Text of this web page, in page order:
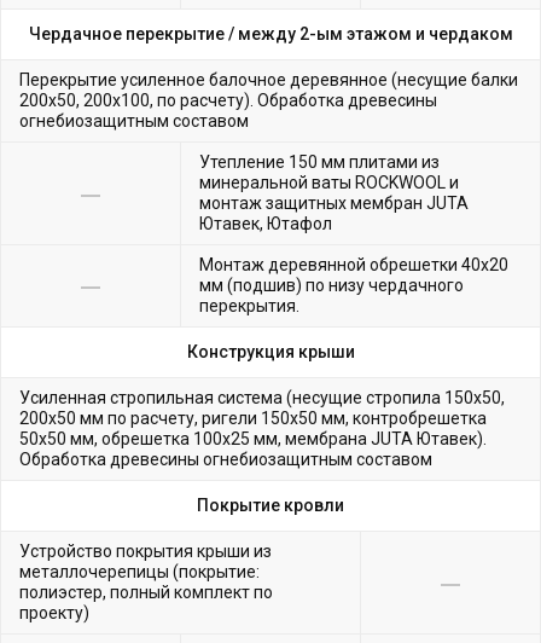
Чердачное перекрытие / между 2-ым этажом и чердаком
Перекрытие усиленное балочное деревянное (несущие балки
200х50, 200х100, по расчету). Обработка древесины
огнебиозащитным составом
Утепление 150 мм плитами из
минеральной ваты ROCKWOOL и
монтаж защитных мембран JUTA
Ютавек, Ютафол
Монтаж деревянной обрешетки 40х20
мм (подшив) по низу чердачного
перекрытия.
Конструкция крыши
Усиленная стропильная система (несущие стропила 150х50,
200х50 мм по расчету, ригели 150х50 мм, контробрешетка
50х50 мм, обрешетка 100х25 мм, мембрана JUTA Ютавек).
Обработка древесины огнебиозащитным составом
Покрытие кровли
Устройство покрытия крыши из
металлочерепицы (покрытие:
полиэстер, полный комплект по
проекту)